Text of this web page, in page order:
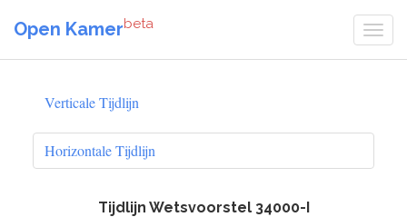
Open Kamerbeta
Verticale Tijdlijn
Horizontale Tijdlijn
Tijdlijn Wetsvoorstel 34000-I